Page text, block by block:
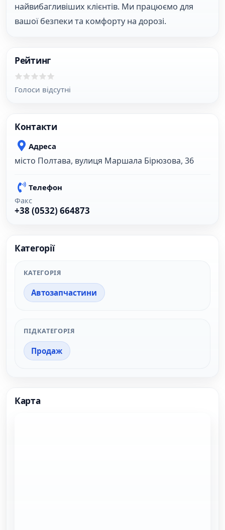
найвибагливіших клієнтів. Ми працюємо для
вашої безпеки та комфорту на дорозі.
Рейтинг
Голоси відсутні
Контакти
Адреса
місто Полтава, вулиця Маршала Бірюзова, 36
Телефон
Факс
+38 (0532) 664873
Категорії
КАТЕГОРІЯ
Автозапчастини
ПІДКАТЕГОРІЯ
Продаж
Карта